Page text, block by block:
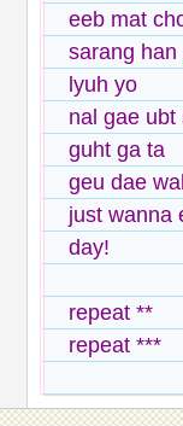
eeb mat
sarang
lyuh yo
nal gae ubt
guht ga ta
geu dae
just wanna
day!
repeat **
repeat ***